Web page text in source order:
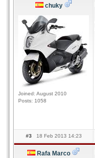
chuky
Joined: August 2010
Posts: 1058
#3 18 Feb 2013 14:23
Rafa Marco